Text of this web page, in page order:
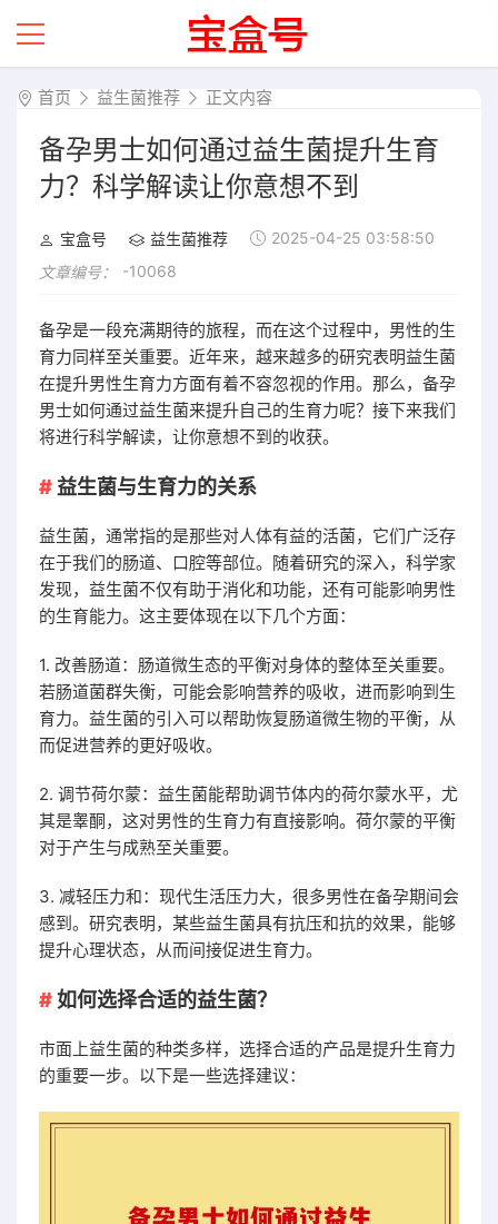
首页 益生菌推荐 正文内容
备孕男士如何通过益生菌提升生育
力？科学解读让你意想不到
宝盒号 益生菌推荐
2025-04-25 03:58:50
文章编号：
-10068
备孕是一段充满期待的旅程，而在这个过程中，男性的生
育力同样至关重要。近年来，越来越多的研究表明益生菌
在提升男性生育力方面有着不容忽视的作用。那么，备孕
男士如何通过益生菌来提升自己的生育力呢？接下来我们
将进行科学解读，让你意想不到的收获。
益生菌与生育力的关系
益生菌，通常指的是那些对人体有益的活菌，它们广泛存
在于我们的肠道、口腔等部位。随着研究的深入，科学家
发现，益生菌不仅有助于消化和功能，还有可能影响男性
的生育能力。这主要体现在以下几个方面：
1. 改善肠道：肠道微生态的平衡对身体的整体至关重要。
若肠道菌群失衡，可能会影响营养的吸收，进而影响到生
育力。益生菌的引入可以帮助恢复肠道微生物的平衡，从
而促进营养的更好吸收。
2. 调节荷尔蒙：益生菌能帮助调节体内的荷尔蒙水平，尤
其是睾酮，这对男性的生育力有直接影响。荷尔蒙的平衡
对于产生与成熟至关重要。
3. 减轻压力和：现代生活压力大，很多男性在备孕期间会
感到。研究表明，某些益生菌具有抗压和抗的效果，能够
提升心理状态，从而间接促进生育力。
如何选择合适的益生菌？
市面上益生菌的种类多样，选择合适的产品是提升生育力
的重要一步。以下是一些选择建议：